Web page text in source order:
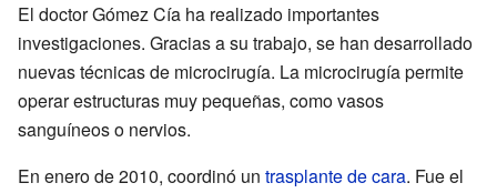
El doctor Gómez Cía ha realizado importantes
investigaciones. Gracias a su trabajo, se han desarrollado
nuevas técnicas de microcirugía. La microcirugía permite
operar estructuras muy pequeñas, como vasos
sanguíneos o nervios.
En enero de 2010, coordinó un trasplante de cara. Fue el